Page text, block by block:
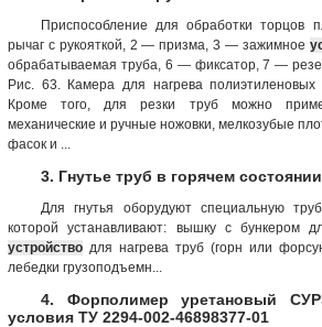
Приспособление для обработки торцов
рычаг с рукояткой, 2 — призма, 3 — зажимное
обрабатываемая труба, 6 — фиксатор, 7 —
Рис. 63. Камера для нагрева полиэтиленовых
Кроме того, для резки труб можно
механические и ручные ножовки, мелкозубые
фасок и ...
3. Гнутье труб в горячем состоянии
Для гнутья оборудуют специальную
которой устанавливают: вышку с бункером
устройство для нагрева труб (горн или
лебедки грузоподъемн...
4. Форполимер уретановый
условия ТУ 2294-002-46898377-01